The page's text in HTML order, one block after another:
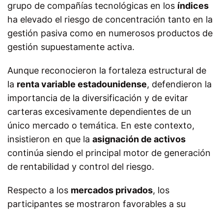
grupo de compañías tecnológicas en los índices
ha elevado el riesgo de concentración tanto en la
gestión pasiva como en numerosos productos de
gestión supuestamente activa.
Aunque reconocieron la fortaleza estructural de
la renta variable estadounidense, defendieron la
importancia de la diversificación y de evitar
carteras excesivamente dependientes de un
único mercado o temática. En este contexto,
insistieron en que la asignación de activos
continúa siendo el principal motor de generación
de rentabilidad y control del riesgo.
Respecto a los mercados privados, los
participantes se mostraron favorables a su